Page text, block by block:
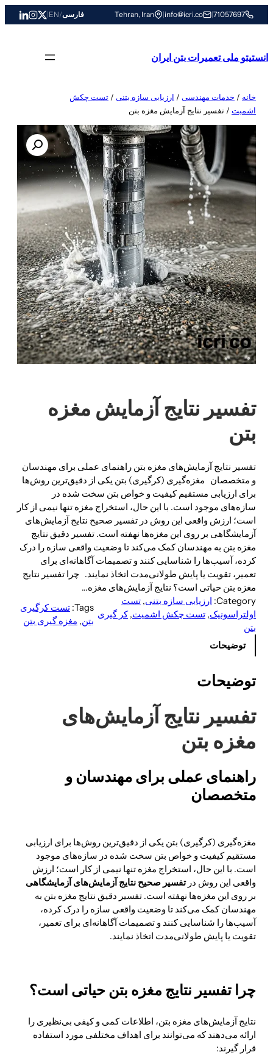
به
71057697
|
info@icri.co
|
Tehran, Iran فارسی/
EN
|
انستیتو ملی تعمیرات بتن ایران
خانه / خدمات مهندسی / ارزیابی سازه بتنی / تست چکش
اشمیت / تفسیر نتایج آزمایش مغزه‌ بتن
تفسیر نتایج آزمایش مغزه‌
بتن
تفسیر نتایج آزمایش‌های مغزه‌ بتن راهنمای عملی برای مهندسان
و متخصصان مغزه‌گیری (کرگیری) بتن یکی از دقیق‌ترین روش‌ها
برای ارزیابی مستقیم کیفیت و خواص بتن سخت شده در
سازه‌های موجود است. با این حال، استخراج مغزه تنها نیمی از کار
است؛ ارزش واقعی این روش در تفسیر صحیح نتایج آزمایش‌های
آزمایشگاهی بر روی این مغزه‌ها نهفته است. تفسیر دقیق نتایج
مغزه بتن به مهندسان کمک می‌کند تا وضعیت واقعی سازه را درک
کرده، آسیب‌ها را شناسایی کنند و تصمیمات آگاهانه‌ای برای
تعمیر، تقویت یا پایش طولانی‌مدت اتخاذ نمایند. چرا تفسیر نتایج
مغزه‌ بتن حیاتی است؟ نتایج آزمایش‌های مغزه…
Category: ارزیابی سازه بتنی, تست
اولتراسونیک, تست چکش اشمیت, کر گیری
بتن
Tags: تست کرگیری
بتن, مغزه گیری بتن
توضیحات
توضیحات
تفسیر نتایج آزمایش‌های
مغزه‌ بتن
راهنمای عملی برای مهندسان و
متخصصان
مغزه‌گیری (کرگیری) بتن یکی از دقیق‌ترین روش‌ها برای ارزیابی
مستقیم کیفیت و خواص بتن سخت شده در سازه‌های موجود
است. با این حال، استخراج مغزه تنها نیمی از کار است؛ ارزش
واقعی این روش درتفسیر صحیح نتایج آزمایش‌های آزمایشگاهی
بر روی این مغزه‌ها نهفته است. تفسیر دقیق نتایج مغزه بتن به
مهندسان کمک می‌کند تا وضعیت واقعی سازه را درک کرده،
آسیب‌ها را شناسایی کنند و تصمیمات آگاهانه‌ای برای تعمیر،
تقویت یا پایش طولانی‌مدت اتخاذ نمایند.
چرا تفسیر نتایج مغزه‌ بتن حیاتی است؟
نتایج آزمایش‌های مغزه بتن، اطلاعات کمی و کیفی بی‌نظیری را
ارائه می‌دهند که می‌توانند برای اهداف مختلفی مورد استفاده
قرار گیرند: